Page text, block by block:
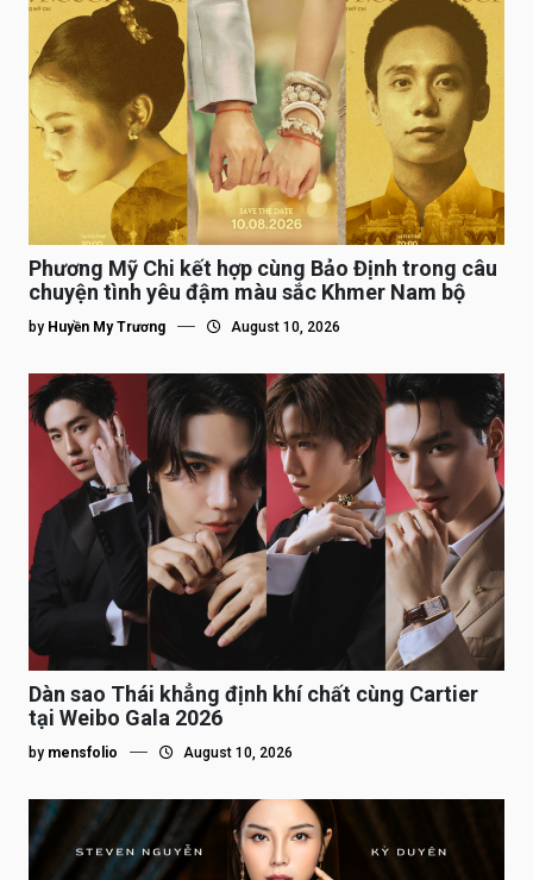
Phương Mỹ Chi kết hợp cùng Bảo Định trong câu
chuyện tình yêu đậm màu sắc Khmer Nam bộ
by Huyền My Trương August 10, 2026
Dàn sao Thái khẳng định khí chất cùng Cartier
tại Weibo Gala 2026
by mensfolio August 10, 2026